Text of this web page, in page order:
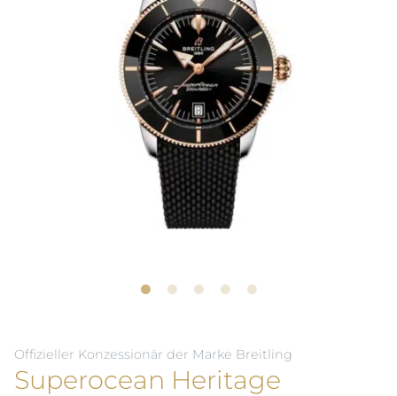
Offizieller Konzessionär der Marke Breitling
Superocean Heritage